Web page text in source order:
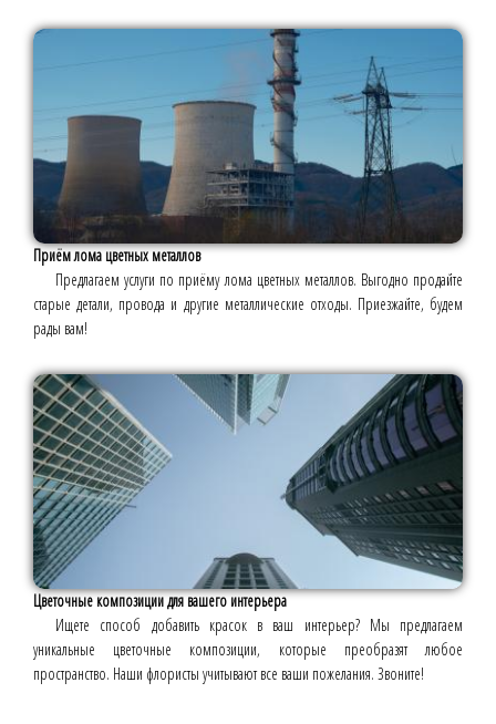
Приём лома цветных металлов
Предлагаем услуги по приёму лома цветных металлов. Выгодно продайте
старые детали, провода и другие металлические отходы. Приезжайте, будем
рады вам!
Цветочные композиции для вашего интерьера
Ищете способ добавить красок в ваш интерьер? Мы предлагаем
уникальные цветочные композиции, которые преобразят любое
пространство. Наши флористы учитывают все ваши пожелания. Звоните!